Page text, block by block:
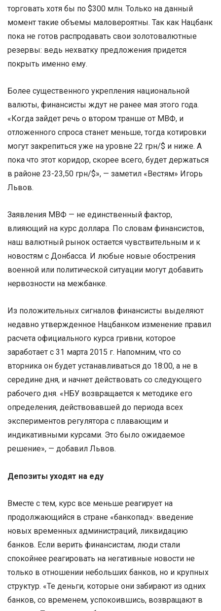
торговать хотя бы по $300 млн. Только на данный
момент такие объемы маловероятны. Так как Нацбанк
пока не готов распродавать свои золотовалютные
резервы: ведь нехватку предложения придется
покрыть именно ему.
Более существенного укрепления национальной
валюты, финансисты ждут не ранее мая этого года.
«Когда зайдет речь о втором транше от МВФ, и
отложенного спроса станет меньше, тогда котировки
могут закрепиться уже на уровне 22 грн/$ и ниже. А
пока что этот коридор, скорее всего, будет держаться
в районе 23-23,50 грн/$», — заметил «Вестям» Игорь
Львов.
Заявления МВФ — не единственный фактор,
влияющий на курс доллара. По словам финансистов,
наш валютный рынок остается чувствительным и к
новостям с Донбасса. И любые новые обострения
военной или политической ситуации могут добавить
нервозности на межбанке.
Из положительных сигналов финансисты выделяют
недавно утвержденное Нацбанком изменение правил
расчета официального курса гривни, которое
заработает с 31 марта 2015 г. Напомним, что со
вторника он будет устанавливаться до 18:00, а не в
середине дня, и начнет действовать со следующего
рабочего дня. «НБУ возвращается к методике его
определения, действовавшей до периода всех
экспериментов регулятора с плавающим и
индикативными курсами. Это было ожидаемое
решение», — добавил Львов.
Депозиты уходят на еду
Вместе с тем, курс все меньше реагирует на
продолжающийся в стране «банкопад»: введение
новых временных администраций, ликвидацию
банков. Если верить финансистам, люди стали
спокойнее реагировать на негативные новости не
только в отношении небольших банков, но и крупных
структур. «Те деньги, которые они забирают из одних
банков, со временем, успокоившись, возвращают в